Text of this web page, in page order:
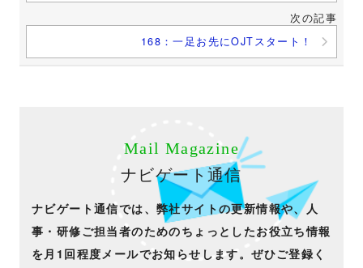
次の記事
168：一足お先にOJTスタート！
Mail Magazine
ナビゲート通信
ナビゲート通信では、弊社サイトの更新情報や、人
事・研修ご担当者のためのちょっとしたお役立ち情報
を月1回程度メールでお知らせします。ぜひご登録く